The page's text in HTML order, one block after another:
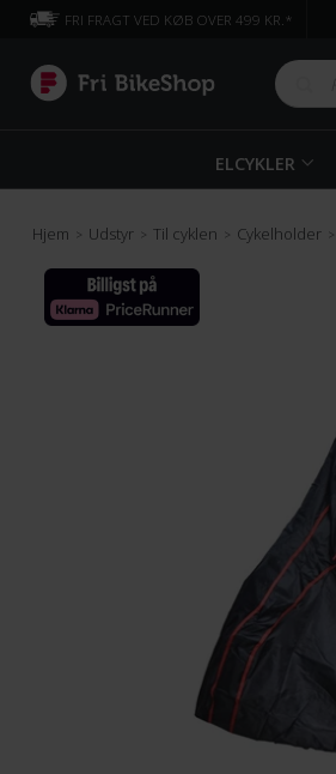
FRI FRAGT VED KØB OVER 499 KR.*
ELCYKLER
Hjem > Udstyr > Til cyklen > Cykelholder >